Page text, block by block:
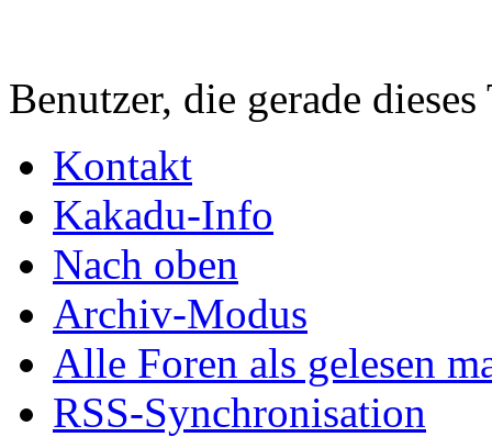
Benutzer, die gerade
Kontakt
Kakadu-Info
Nach oben
Archiv-Modus
Alle Foren als gelesen
RSS-Synchronisation